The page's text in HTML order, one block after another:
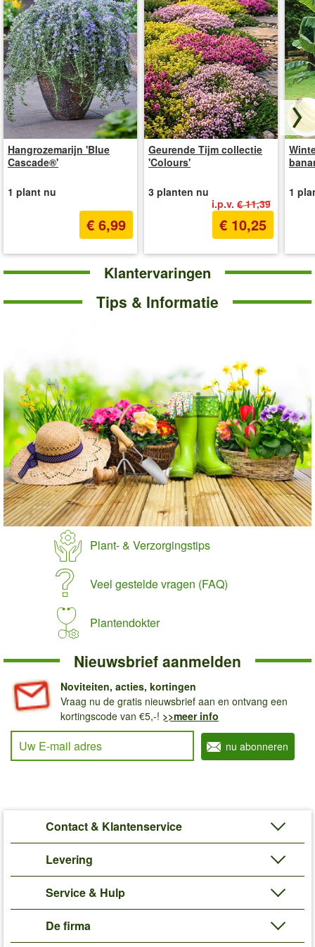
Hangrozemarijn 'Blue
Cascade®'
1 plant nu
€ 6,99
Geurende Tijm collectie
'Colours'
i.p.v. € 11,39
3 planten nu
€ 10,25
1
Klantervaringen
Tips & Informatie
Plant- & Verzorgingstips
Veel gestelde vragen (FAQ)
Plantendokter
Nieuwsbrief aanmelden
Noviteiten, acties, kortingen
Vraag nu de gratis nieuwsbrief aan en ontvang een
kortingscode van €5,-! >>meer info
nu abonneren
Contact & Klantenservice
Levering
Service & Hulp
De firma